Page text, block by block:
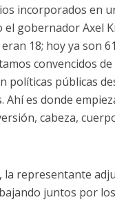
incorporados en
el gobernador Axel
18; hoy ya son
convencidos
políticas públicas
Ahí es donde
cabeza,
representante
juntos por